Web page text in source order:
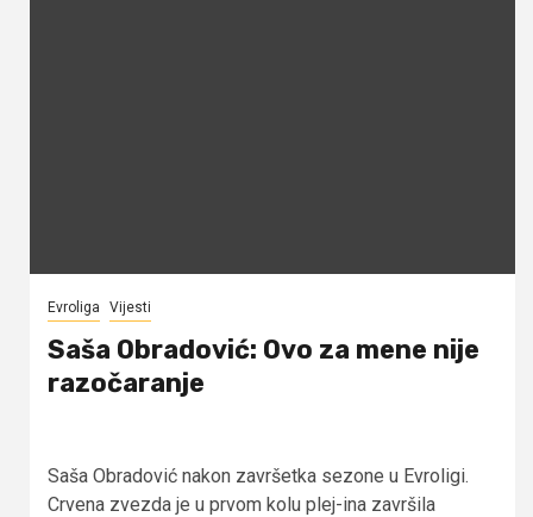
Evroliga Vijesti
Saša Obradović: Ovo za mene nije
razočaranje
Saša Obradović nakon završetka sezone u Evroligi.
Crvena zvezda je u prvom kolu plej-ina završila